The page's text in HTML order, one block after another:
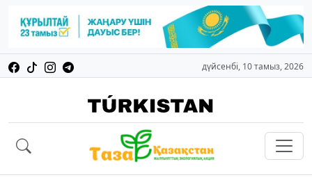
дүйсенбі, 10 тамыз, 2026